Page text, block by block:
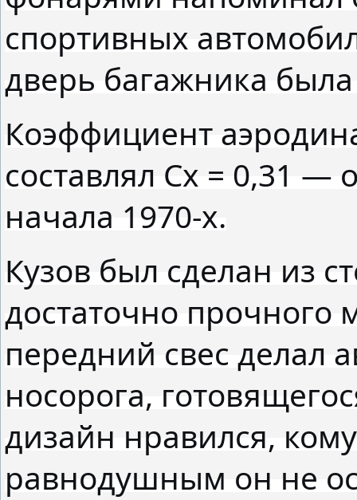
спортивных
дверь багажника
Коэффициент
составлял Cx = 0,31 —
начала 1970-х.
Кузов был сделан из
достаточно
передний свес делал
носорога,
дизайн нравился,
равнодушным он не